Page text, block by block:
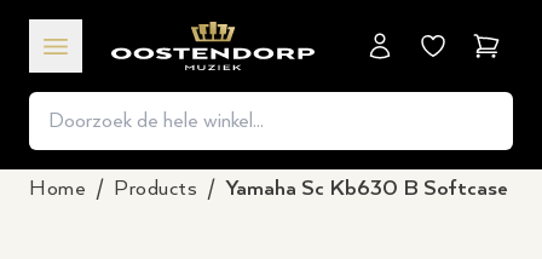
Home / Products / Yamaha Sc Kb630 B Softcase